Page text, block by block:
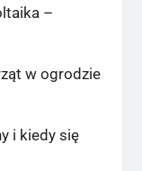
–
w ogrodzie
i kiedy się